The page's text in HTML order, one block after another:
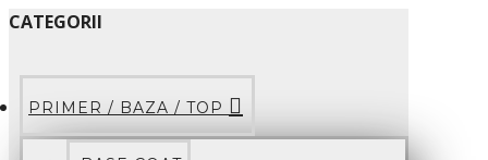
CATEGORII
PRIMER / BAZA / TOP